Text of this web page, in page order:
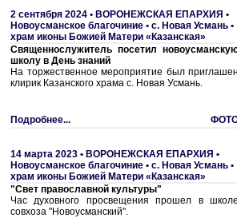
2 сентября 2024 • ВОРОНЕЖСКАЯ ЕПАРХИЯ •
Новоусманское благочиние • с. Hовая Усмань •
храм иконы Божией Матери «Казанская»
Священнослужитель посетил
школу в День знаний
На торжественное мероприятие был приглашен
клирик Казанского храма с. Новая Усмань.
Подробнее...
14 марта 2023 • ВОРОНЕЖСКАЯ ЕПАРХИЯ •
Новоусманское благочиние • с. Hовая Усмань •
храм иконы Божией Матери «Казанская»
"Свет православной культуры"
Час духовного просвещения прошел в школе
совхоза "Новоусманский".